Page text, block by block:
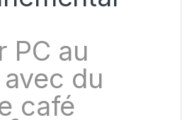
PC au
du
café